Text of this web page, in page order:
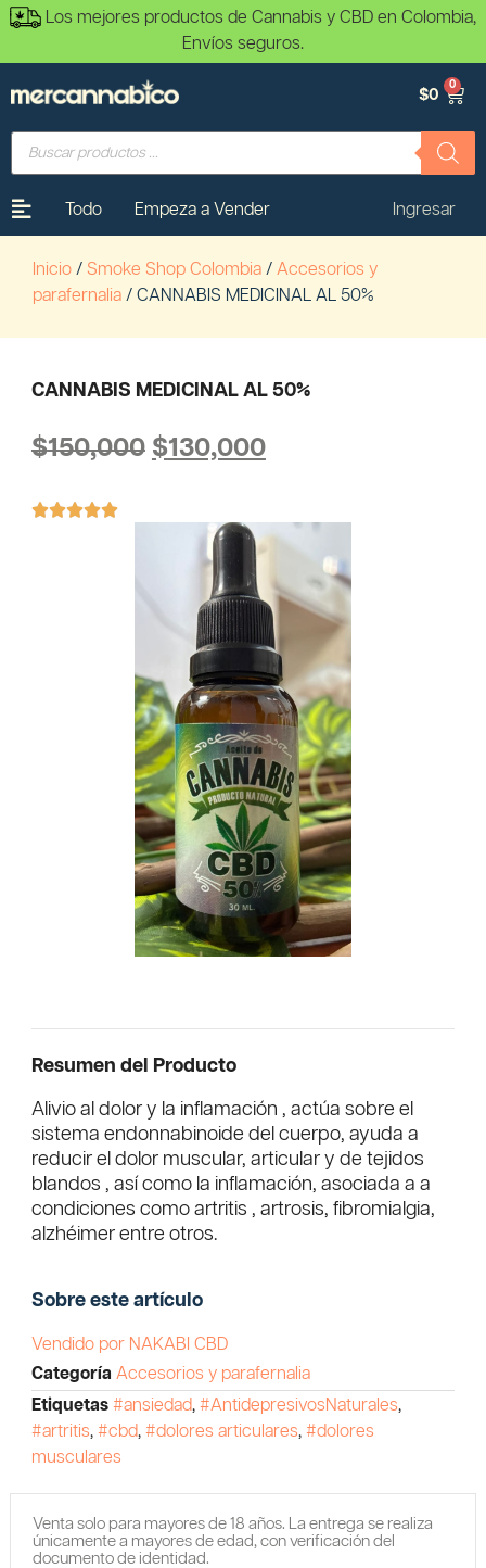
Los mejores productos de Cannabis y CBD en Colombia,
Envíos seguros.
$0
0
Todo Empeza a Vender Ingresar
Inicio / Smoke Shop Colombia / Accesorios y
parafernalia / CANNABIS MEDICINAL AL 50%
CANNABIS MEDICINAL AL 50%
$150,000 $130,000

Resumen del Producto
Alivio al dolor y la inflamación , actúa sobre el
sistema endonnabinoide del cuerpo, ayuda a
reducir el dolor muscular, articular y de tejidos
blandos , así como la inflamación, asociada a a
condiciones como artritis , artrosis, fibromialgia,
alzhéimer entre otros.
Sobre este artículo
Vendido por NAKABI CBD
Categoría Accesorios y parafernalia
Etiquetas #ansiedad, #AntidepresivosNaturales,
#artritis, #cbd, #dolores articulares, #dolores
musculares
Venta solo para mayores de 18 años. La entrega se realiza
únicamente a mayores de edad, con verificación del
documento de identidad.